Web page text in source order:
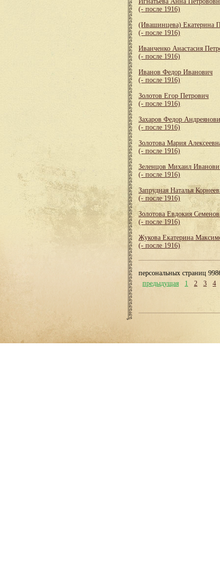
(- после 1916)
(Ивашинцева) Екатерина
(- после 1916)
Иванченко Анастасия
(- после 1916)
Иванов Федор Иванович
(- после 1916)
Золотов Егор Петрович
(- после 1916)
Захаров Федор
(- после 1916)
Золотова Мария
(- после 1916)
Зеленцов Михаил
(- после 1916)
Запрудная Наталья
(- после 1916)
Золотова Евдокия
(- после 1916)
Жукова Екатерина
(- после 1916)
персональных страниц
предыдущая
1 2 3 4